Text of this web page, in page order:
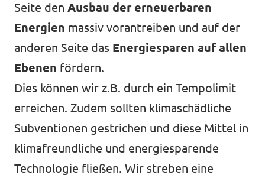
Seite den Ausbau der erneuerbaren
Energien massiv vorantreiben und auf der
anderen Seite das Energiesparen auf allen
Ebenen fördern.
Dies können wir z.B. durch ein Tempolimit
erreichen. Zudem sollten klimaschädliche
Subventionen gestrichen und diese Mittel in
klimafreundliche und energiesparende
Technologie fließen. Wir streben eine